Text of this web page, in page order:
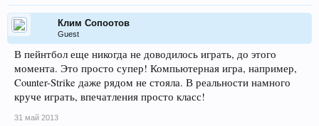
Клим Сопоотов
Guest
В пейнтбол еще никогда не доводилось играть, до этого
момента. Это просто супер! Компьютерная игра, например,
Counter-Strike даже рядом не стояла. В реальности намного
круче играть, впечатления просто класс!
31 май 2013